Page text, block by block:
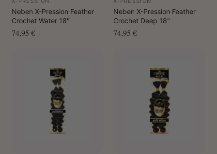
Neben X-Pression Feather
Crochet Water 18"
74,95 €
Neben X-Pression Feather
Crochet Deep 18"
74,95 €